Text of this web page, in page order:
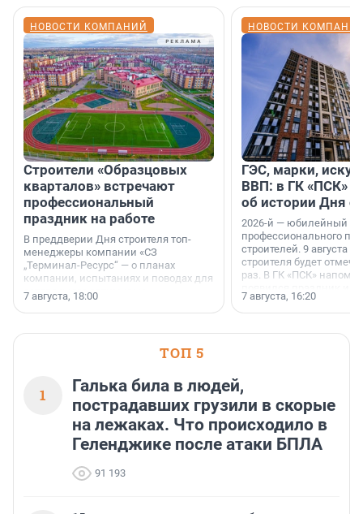
НОВОСТИ КОМПАНИЙ
Строители «Образцовых
кварталов» встречают
профессиональный
праздник на работе
В преддверии Дня строителя топ-
менеджеры компании «СЗ
„Терминал-Ресурс“ — о планах
компании, испытаниях и поводах для
осторожного оптимизма.
7 августа, 18:00
НОВОСТИ
ГЭС, марки,
ВВП: в ГК «ПСК»
об истории Дня
2026-й — юбилейный
профессионального
строителей. 9 августа
строителя будет
раз. В ГК «ПСК»
поменялась роль
7 августа, 16:20
ТОП 5
1
Галька била в людей,
пострадавших грузили в скорые
на лежаках. Что происходило в
Геленджике после атаки БПЛА
91 193